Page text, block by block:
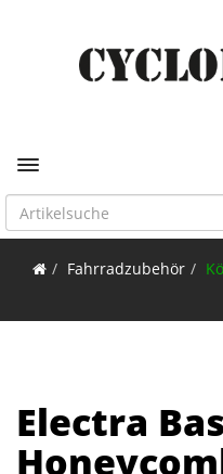
Toggle navigation
Fahrradzubehör
Electra